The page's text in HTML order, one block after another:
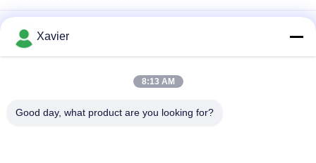
합금 부문 Ｔ 슬롯 6063 알류미늄 압출은 8080 4040 시리즈를 돋
Xavier
8:13 AM
Good day, what product are you looking for?